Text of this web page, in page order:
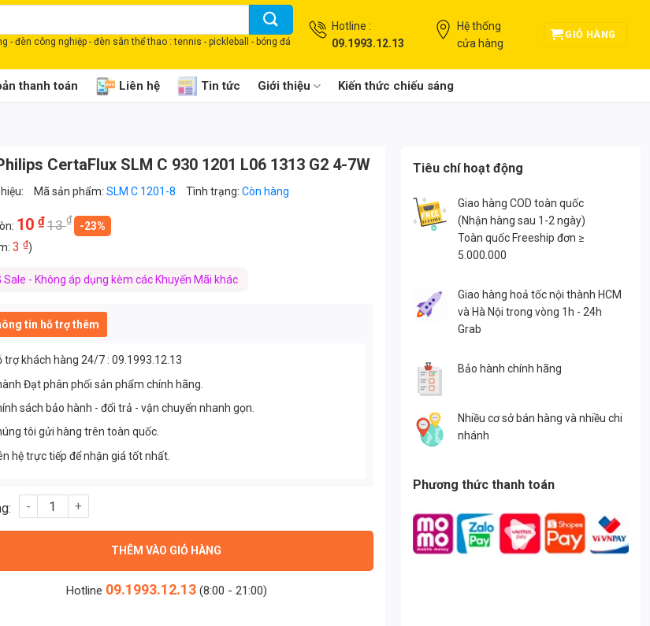
- đèn công nghiệp - đèn sân thể thao : tennis - pickleball - bóng đá
Hotline :
09.1993.12.13
Hệ thống
cửa hàng
GIỎ HÀNG
thanh toán Liên hệ Tin tức Giới thiệu Kiến thức chiếu sáng
CertaFlux SLM C 930 1201 L06 1313 G2 4-7W
Mã sản phẩm: SLM C 1201-8 Tình trạng: Còn hàng
10 ₫13₫
-23%
3 ₫)
Sale - Không áp dụng kèm các Khuyến Mãi khác
tin hỗ trợ thêm
trợ khách hàng 24/7 : 09.1993.12.13
Đạt phân phối sản phẩm chính hãng.
sách bảo hành - đổi trả - vận chuyển nhanh gọn.
tôi gửi hàng trên toàn quốc.
hệ trực tiếp để nhận giá tốt nhất.
CertaFlux SLM C 930 1201 L06 1313 G2 4-7W số lượng
THÊM VÀO GIỎ HÀNG
Hotline 09.1993.12.13 (8:00 - 21:00)
Tiêu chí hoạt động
Giao hàng COD toàn quốc
(Nhận hàng sau 1-2 ngày)
Toàn quốc Freeship đơn ≥
5.000.000
Giao hàng hoả tốc nội thành HCM
và Hà Nội trong vòng 1h - 24h
Grab
Bảo hành chính hãng
Nhiều cơ sở bán hàng và nhiều chi
nhánh
Phương thức thanh toán